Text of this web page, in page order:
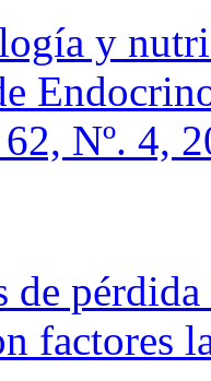
y
Nº. 4,
de
factores